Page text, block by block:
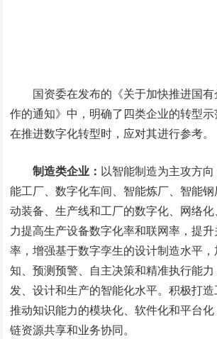
国资委在发布的《关于加快推进国
作的通知》中，明确了四类企业的转型
在推进数字化转型时，应对其进行参考。
制造类企业： 以智能制造为主攻方
能工厂、数字化车间、智能炼厂、智能
动装备、生产线和工厂的数字化、网络
力提高生产设备数字化率和联网率，提
率，增强基于数字孪生的设计制造水平
知、预测预警、自主决策和精准执行能
发、设计和生产的智能化水平。积极打造
推动知识能力的模块化、软件化和平台
链资源共享和业务协同。